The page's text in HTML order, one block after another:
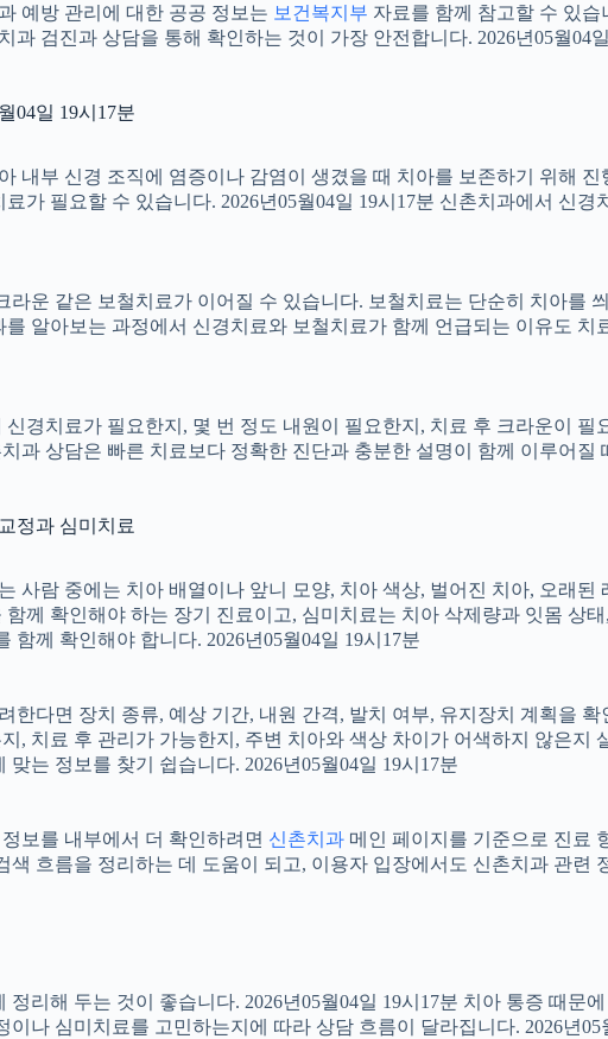
예방 관리에 대한 공공 정보는 보건복지부 자료를 함께 참고할 수 있습
과 검진과 상담을 통해 확인하는 것이 가장 안전합니다. 2026년05월04
04일 19시17분
내부 신경 조직에 염증이나 감염이 생겼을 때 치아를 보존하기 위해
가 필요할 수 있습니다. 2026년05월04일 19시17분 신촌치과에서 신
운 같은 보철치료가 이어질 수 있습니다. 보철치료는 단순히 치아를
알아보는 과정에서 신경치료와 보철치료가 함께 언급되는 이유도
신경치료가 필요한지, 몇 번 정도 내원이 필요한지, 치료 후 크라운이
과 상담은 빠른 치료보다 정확한 진단과 충분한 설명이 함께 이루어
정과 심미치료
사람 중에는 치아 배열이나 앞니 모양, 치아 색상, 벌어진 치아, 오래
께 확인해야 하는 장기 진료이고, 심미치료는 치아 삭제량과 잇몸 상
께 확인해야 합니다. 2026년05월04일 19시17분
한다면 장치 종류, 예상 기간, 내원 간격, 발치 여부, 유지장치 계획을
, 치료 후 관리가 가능한지, 주변 치아와 색상 차이가 어색하지 않은지
는 정보를 찾기 쉽습니다. 2026년05월04일 19시17분
보를 내부에서 더 확인하려면 신촌치과 메인 페이지를 기준으로 진료
흐름을 정리하는 데 도움이 되고, 이용자 입장에서도 신촌치과 관련
리해 두는 것이 좋습니다. 2026년05월04일 19시17분 치아 통증 때
나 심미치료를 고민하는지에 따라 상담 흐름이 달라집니다. 2026년